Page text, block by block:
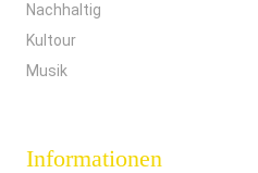
Nachhaltig
Kultour
Musik
Informationen